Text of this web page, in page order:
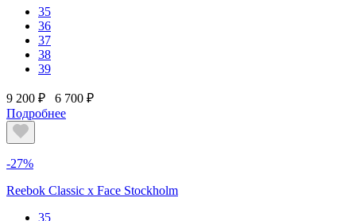
35
36
37
38
39
9 200 ₽
6 700 ₽
Подробнее
-27%
Reebok Classic x Face Stockholm
35